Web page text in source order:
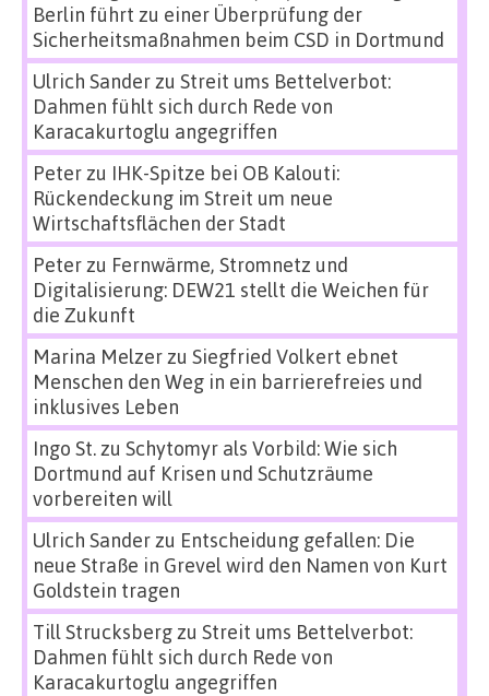
Berlin führt zu einer Überprüfung der
Sicherheitsmaßnahmen beim CSD in Dortmund
Ulrich Sanderzu Streit ums Bettelverbot:
Dahmen fühlt sich durch Rede von
Karacakurtoglu angegriffen
Peterzu IHK-Spitze bei OB Kalouti:
Rückendeckung im Streit um neue
Wirtschaftsflächen der Stadt
Peterzu Fernwärme, Stromnetz und
Digitalisierung: DEW21 stellt die Weichen für
die Zukunft
Marina Melzerzu Siegfried Volkert ebnet
Menschen den Weg in ein barrierefreies und
inklusives Leben
Ingo St.zu Schytomyr als Vorbild: Wie sich
Dortmund auf Krisen und Schutzräume
vorbereiten will
Ulrich Sanderzu Entscheidung gefallen: Die
neue Straße in Grevel wird den Namen von Kurt
Goldstein tragen
Till Strucksbergzu Streit ums Bettelverbot:
Dahmen fühlt sich durch Rede von
Karacakurtoglu angegriffen